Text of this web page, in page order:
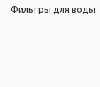
Фильтры для воды